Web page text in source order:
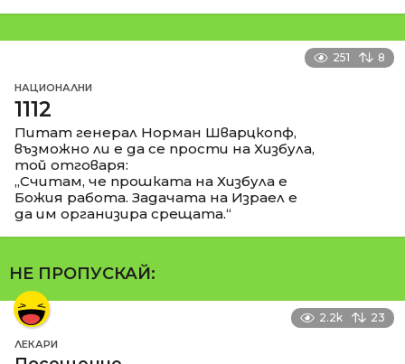
251 8
НАЦИОНАЛНИ
1112
Питат генерал Норман Шварцкопф,
възможно ли е да се прости на Хизбула,
той отговаря:
„Считам, че прошката на Хизбула е
Божия работа. Задачата на Израел е
да им организира срещата.“
НЕ ПРОПУСКАЙ:
2.2k 23
ЛЕКАРИ